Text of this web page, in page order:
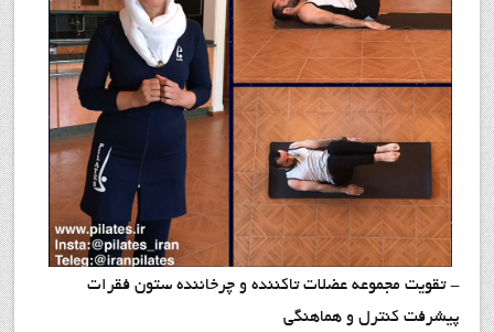
- تقويت مجموعه عضلات تاكننده و چرخاننده ستون فقرات
پيشرفت كنترل و هماهنگي